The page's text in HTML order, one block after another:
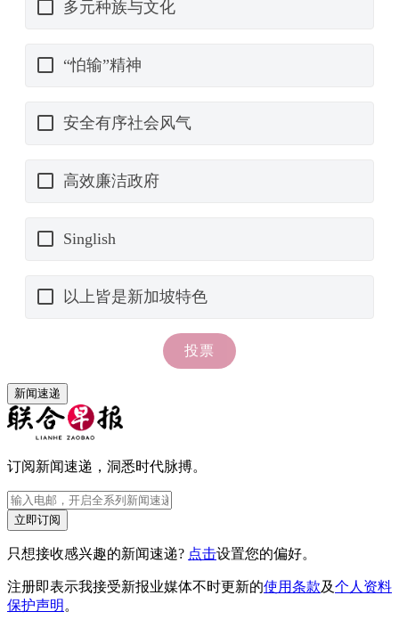
新闻速递
订阅新闻速递，洞悉时代脉搏。
立即订阅
只想接收感兴趣的新闻速递? 点击设置您的偏好。
注册即表示我接受新报业媒体不时更新的使用条款及个人资料
保护声明 。